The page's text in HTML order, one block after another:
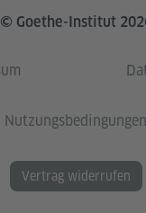
© Goethe-Institut
Nutzungsbedingungen
Vertrag widerrufen